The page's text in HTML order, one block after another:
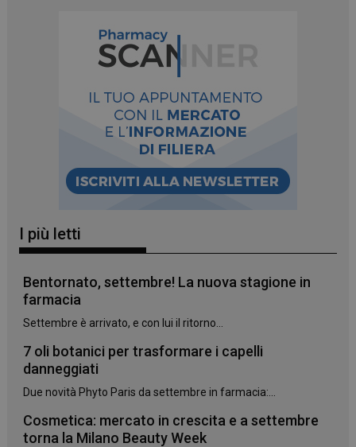
I più letti
Bentornato, settembre! La nuova stagione in
farmacia
Settembre è arrivato, e con lui il ritorno...
7 oli botanici per trasformare i capelli
danneggiati
Due novità Phyto Paris da settembre in farmacia:...
Cosmetica: mercato in crescita e a settembre
torna la Milano Beauty Week
Google LLC
.panoramacosmetico.it